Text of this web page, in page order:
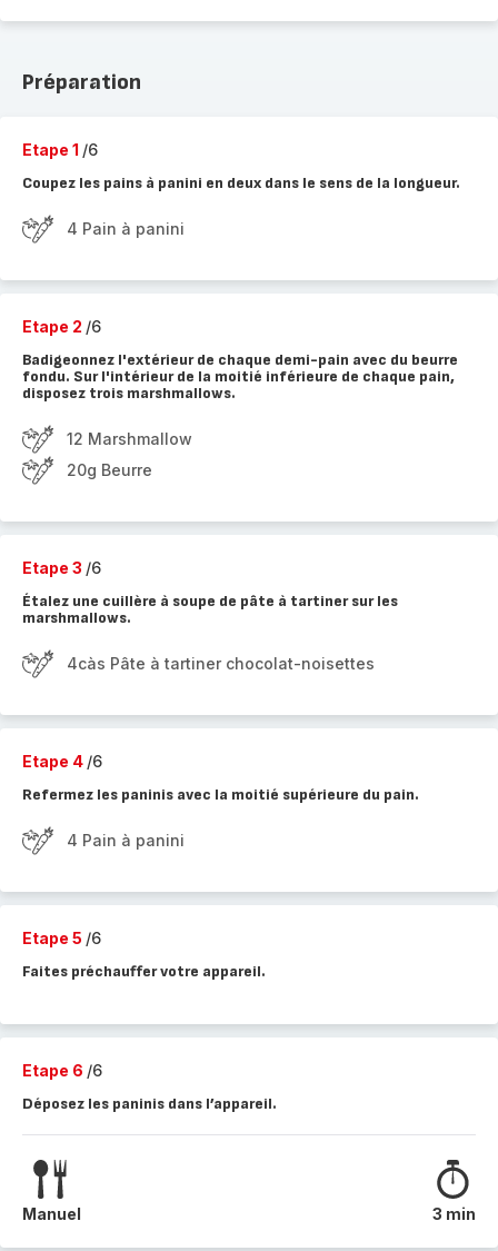
Préparation
Etape 1 /6
Coupez les pains à panini en deux dans le sens de la longueur.
4 Pain à panini
Etape 2 /6
Badigeonnez l'extérieur de chaque demi-pain avec du beurre
fondu. Sur l'intérieur de la moitié inférieure de chaque pain,
disposez trois marshmallows.
12 Marshmallow
20g Beurre
Etape 3 /6
Étalez une cuillère à soupe de pâte à tartiner sur les
marshmallows.
4càs Pâte à tartiner chocolat-noisettes
Etape 4 /6
Refermez les paninis avec la moitié supérieure du pain.
4 Pain à panini
Etape 5 /6
Faites préchauffer votre appareil.
Etape 6 /6
Déposez les paninis dans l’appareil.
Manuel 3 min